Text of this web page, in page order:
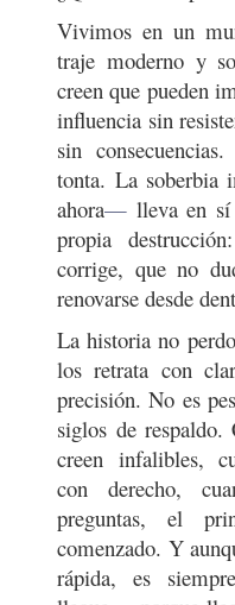
Vivimos en un
traje moderno y
creen que pueden
influencia sin
sin
tonta. La soberbia
ahora— lleva en
propia
corrige, que no
renovarse desde
La historia no
los retrata con
precisión. No es
siglos de respaldo.
creen infalibles,
con derecho,
preguntas, el
comenzado. Y
rápida, es